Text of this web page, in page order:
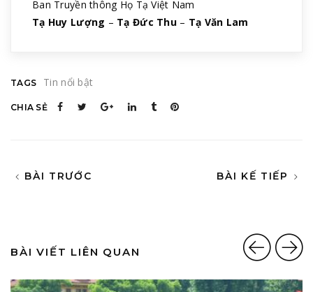
Ban Truyền thông Họ Tạ Việt Nam
Tạ Huy Lượng – Tạ Đức Thu – Tạ Văn Lam
TAGS Tin nổi bật
CHIA SẺ
BÀI TRƯỚC BÀI KẾ TIẾP
BÀI VIẾT LIÊN QUAN